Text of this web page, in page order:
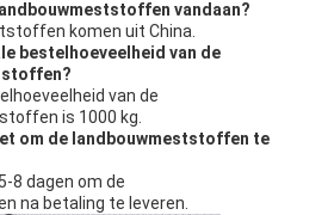
vandaan?
komen uit China.
bestelhoeveelheid van de
van de
is 1000 kg.
om de landbouwmeststoffen te
8 dagen om de
na betaling te leveren.